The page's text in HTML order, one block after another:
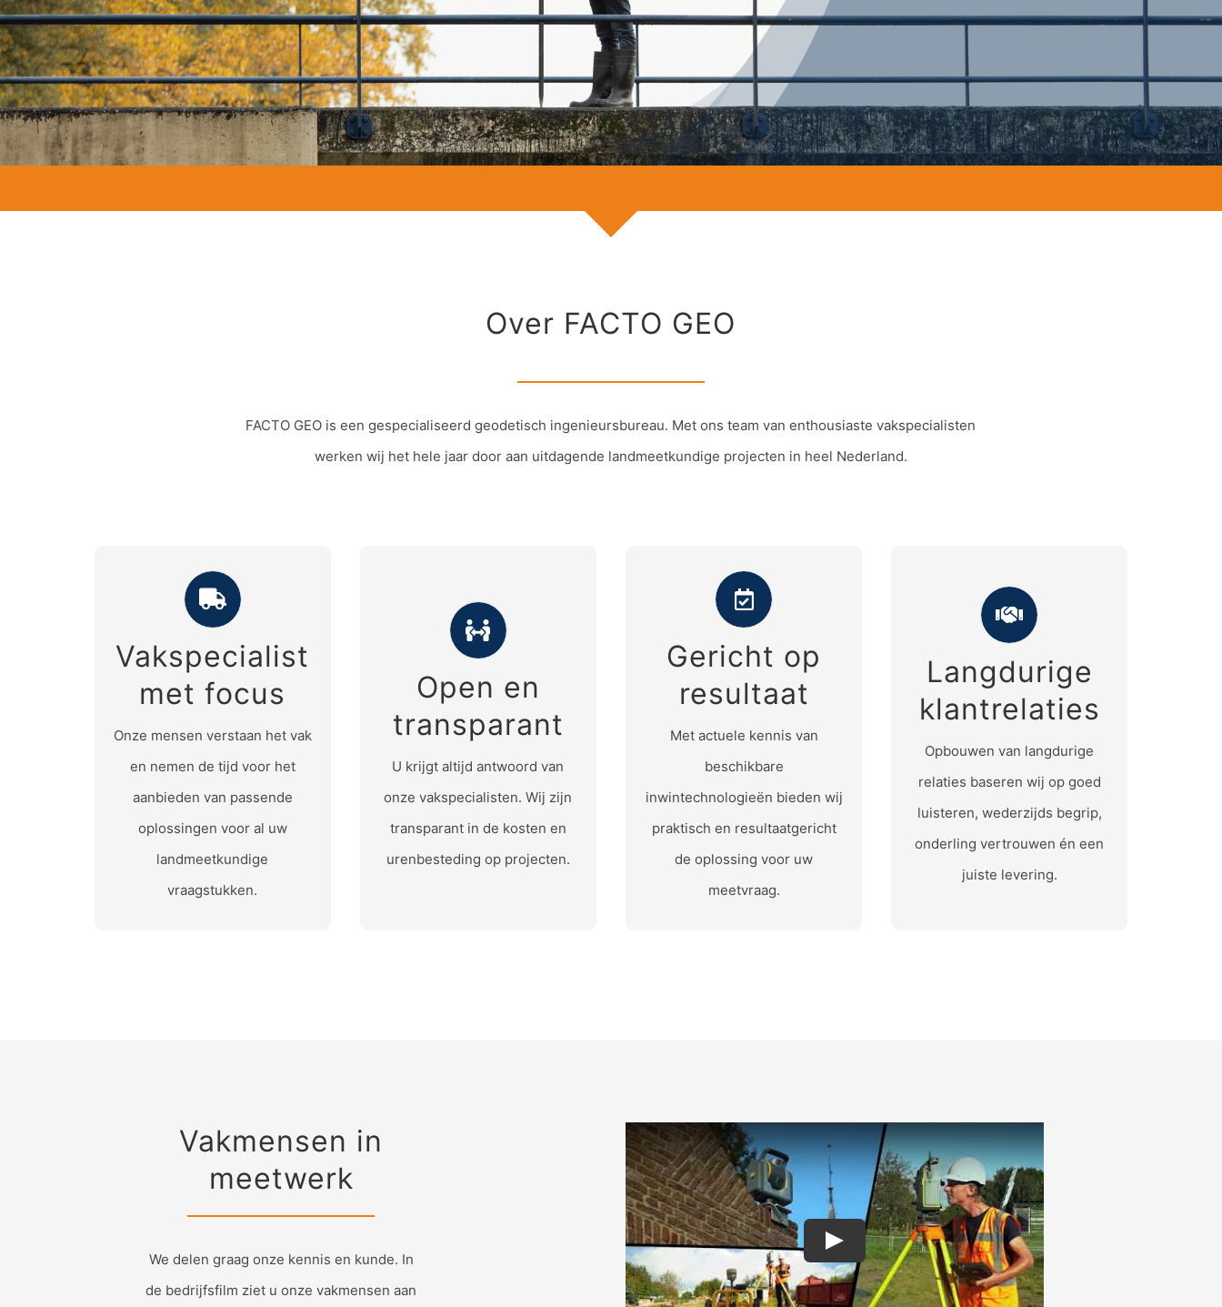
Over FACTO GEO
FACTO GEO is een gespecialiseerd geodetisch ingenieursbureau. Met ons team van enthousiaste vakspecialisten
werken wij het hele jaar door aan uitdagende landmeetkundige projecten in heel Nederland.
Vakspecialist
met focus
Onze mensen verstaan het vak
en nemen de tijd voor het
aanbieden van passende
oplossingen voor al uw
landmeetkundige
vraagstukken.
Vakspecialist met
focus
achter uw vraag maakt de
wederzijdse verwachtingen
waar.
Open en
transparant
U krijgt altijd antwoord van
onze vakspecialisten. Wij zijn
transparant in de kosten en
urenbesteding op projecten.
Open en transparant
U weet vooraf waar u aan toe
bent.
Gericht op
resultaat
Met actuele kennis van
beschikbare
inwintechnologieën bieden wij
praktisch en resultaatgericht
de oplossing voor uw
meetvraag.
Gericht op resultaat
kostenefficiënte oplossing met
marktconforme tarieven.
Langdurige
klantrelaties
Opbouwen van langdurige
relaties baseren wij op goed
luisteren, wederzijds begrip,
onderling vertrouwen én een
juiste levering.
Langdurige
klantrelaties
Wij zijn pas tevreden als u dat
bent.
Vakmensen in
meetwerk
We delen graag onze kennis en kunde. In
de bedrijfsfilm ziet u onze vakmensen aan
Play